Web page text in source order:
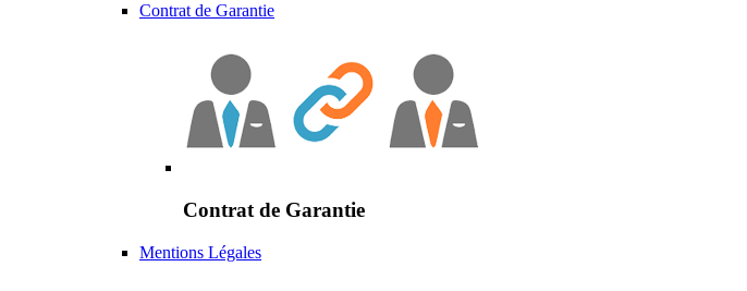
Contrat de Garantie
Contrat de Garantie
Mentions Légales